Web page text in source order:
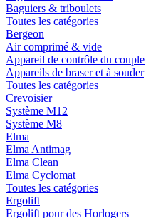
Baguiers & triboulets
Toutes les catégories
Bergeon
Air comprimé & vide
Appareil de contrôle du couple
Appareils de braser et à souder
Toutes les catégories
Crevoisier
Système M12
Système M8
Elma
Elma Antimag
Elma Clean
Elma Cyclomat
Toutes les catégories
Ergolift
Ergolift pour des Horlogers